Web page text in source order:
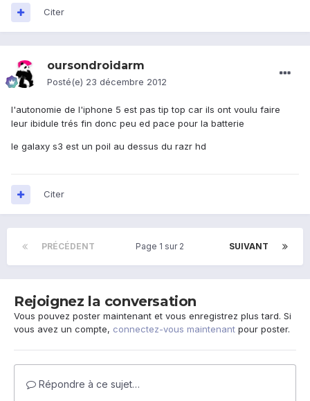
Citer
oursondroidarm
Posté(e) 23 décembre 2012
l'autonomie de l'iphone 5 est pas tip top car ils ont voulu faire
leur ibidule trés fin donc peu ed pace pour la batterie
le galaxy s3 est un poil au dessus du razr hd
Citer
PRÉCÉDENT SUIVANT
Page 1 sur 2
Rejoignez la conversation
Vous pouvez poster maintenant et vous enregistrez plus tard. Si
vous avez un compte, connectez-vous maintenant pour poster.
Répondre à ce sujet…